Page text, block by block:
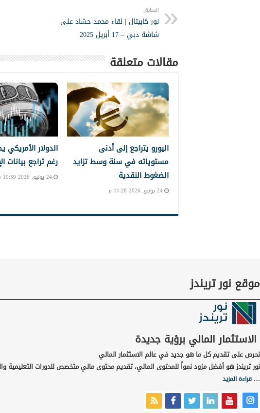
السابق
نور كابيتال | لقاء محمد حشاد على
شاشة دبي – 17 أبريل 2025
مقالات متعلقة
اليورو يتراجع إلى أدنى
مستوياته في سنة وسط تزايد
الضغوط النقدية
24 يونيو, 2026 11:28 م
الدولار
رغم تراجع بيانات
24 يونيو, 2026 10:39 م
موقع نور تريندز
الاستثمار المالي برؤية جديدة
نحرص على تقديم كل ما هو جديد في عالم الاستثمار المالي
نور تريندز هو أفضل مزود نمواً للمحتوى المالي، تقديم محتوى مالي متخصص للدورات التعليمية
… قراءة المزيد